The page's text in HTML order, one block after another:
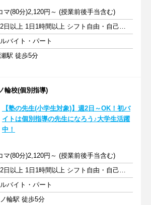
マ(80分)2,120円～ (授業前後手当含む)
週2日以上 1日1時間以上 シフト自由・自己申告
バイト・パート
駅 徒歩5分
輪校(個別指導)
【塾の先生(小学生対象)】週2日～OK！初バ
イトは個別指導の先生になろう♪大学生活躍
中！
マ(80分)2,120円～ (授業前後手当含む)
週2日以上 1日1時間以上 シフト自由・自己申告
バイト・パート
輪駅 徒歩5分